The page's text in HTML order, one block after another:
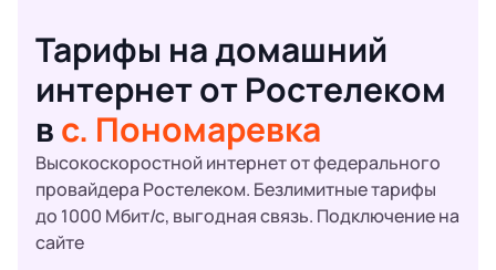
Тарифы на домашний
интернет от Ростелеком
вс. Пономаревка
Высокоскоростной интернет от федерального
провайдера Ростелеком. Безлимитные тарифы
до 1000 Мбит/с, выгодная связь. Подключение на
сайте